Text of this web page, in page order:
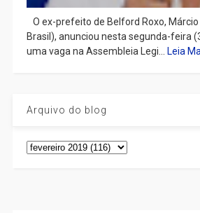
O ex-prefeito de Belford Roxo,
Brasil), anunciou nesta segunda-feira
uma vaga na Assembleia Legi...
Leia
Arquivo do blog